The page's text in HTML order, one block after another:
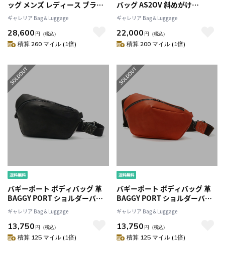
ッグ メンズ レディース ブラン
ド きれいめ aniary ショルダー
バッグ 本革 コンパクト 軽量 斜
めがけ 大人 レザー 横型 30代 40
代 上品 日本製 ジー-フィルム レ
ギャレリア Bag＆Luggage
28,600 円 （税込）
積算 260 マイル (1倍)
バッグ AS2OV 斜めがけ
CORDURA DOBBY 305D メン
ズ ASSOV 061402
ギャレリア Bag＆Luggage
22,000 円 （税込）
積算 200 マイル (1倍)
バギーポート ボディバッグ 革
BAGGY PORT ショルダーバッ
グ ALL GLOVE オールグローブ
バッグ 斜めがけ 大人 横型 シン
プル 小さめ 日本製 メンズ レデ
ィース YNM-020
ギャレリア Bag＆Luggage
13,750 円 （税込）
積算 125 マイル (1倍)
バギーポート ボディバッグ 革
BAGGY PORT ショルダーバッ
グ ALL GLOVE オールグローブ
バッグ 斜めがけ 大人 横型 シン
プル 小さめ 日本製 メンズ レデ
ィース YNM-020
ギャレリア Bag＆Luggage
13,750 円 （税込）
積算 125 マイル (1倍)